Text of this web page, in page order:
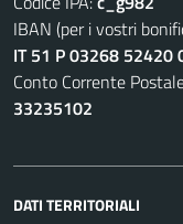
IBAN (per i vostri
IT 51 P 03268 52420
Conto Corrente
33235102
DATI TERRITORIALI